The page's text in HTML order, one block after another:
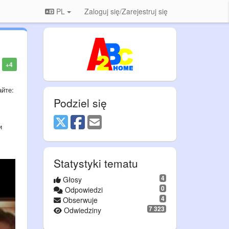
PL Zaloguj się/Zarejestruj się
+4
Podziel się
Statystyki tematu
4
Głosy
0
Odpowiedzi
4
Obserwuje
7 323
Odwiedziny